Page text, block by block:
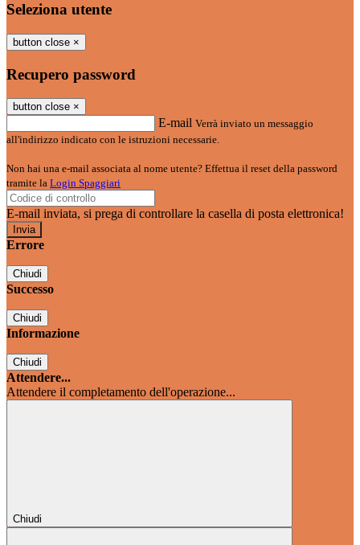
Seleziona utente
button close ×
Recupero password
button close ×
E-mail Verrà inviato un messaggio
all'indirizzo indicato con le istruzioni necessarie.
Non hai una e-mail associata al nome utente? Effettua il reset della password
tramite la Login Spaggiari
E-mail inviata, si prega di controllare la casella di posta elettronica!
Errore
Chiudi
Successo
Chiudi
Informazione
Chiudi
Attendere...
Attendere il completamento dell'operazione...
Chiudi